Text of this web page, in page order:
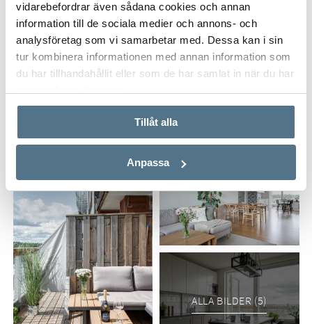
vidarebefordrar även sådana cookies och annan
information till de sociala medier och annons- och
analysföretag som vi samarbetar med. Dessa kan i sin
tur kombinera informationen med annan information som
du har tillhandahållit eller som de har samlat in när du har
Tillåt alla
Anpassa
Ange ditt postnummer (5 siffror utan mellanslag)
ALLA BILDER (5)